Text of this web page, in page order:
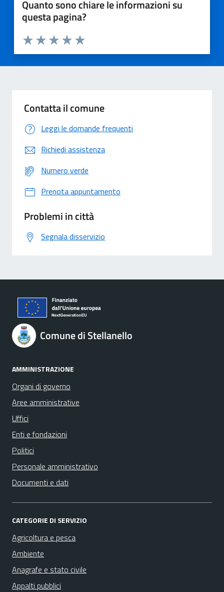
Quanto sono chiare le informazioni su
questa pagina?
Valuta 5 stelle su 5
Valuta 4 stelle su 5
Valuta 3 stelle su 5
Valuta 2 stelle su 5
Valuta 1 stelle su 5
Contatta il comune
Leggi le domande frequenti
Richiedi assistenza
Numero verde
Prenota appuntamento
Problemi in città
Segnala disservizio
Comune di Stellanello
AMMINISTRAZIONE
Organi di governo
Aree amministrative
Uffici
Enti e fondazioni
Politici
Personale amministrativo
Documenti e dati
CATEGORIE DI SERVIZIO
Agricoltura e pesca
Ambiente
Anagrafe e stato civile
Appalti pubblici